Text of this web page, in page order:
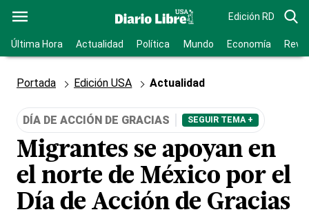
Edición RD
Última Hora Actualidad Política Mundo Economía
Portada Edición USA Actualidad
DÍA DE ACCIÓN DE GRACIAS SEGUIR TEMA +
Migrantes se apoyan en
el norte de México por el
Día de Acción de Gracias